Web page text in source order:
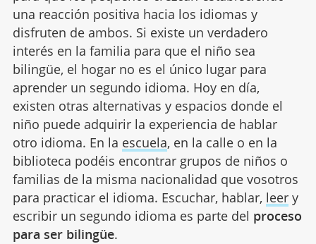
una reacción positiva hacia los idiomas y
disfruten de ambos. Si existe un verdadero
interés en la familia para que el niño sea
bilingüe, el hogar no es el único lugar para
aprender un segundo idioma. Hoy en día,
existen otras alternativas y espacios donde el
niño puede adquirir la experiencia de hablar
otro idioma. En la escuela, en la calle o en la
biblioteca podéis encontrar grupos de niños o
familias de la misma nacionalidad que vosotros
para practicar el idioma. Escuchar, hablar, leery
escribir un segundo idioma es parte del proceso
para ser bilingüe.